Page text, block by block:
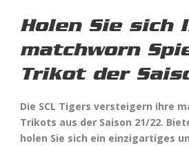
Holen Sie sich
matchworn
Trikot der
Die SCL Tigers versteigern ihre
Trikots aus der Saison 21/22.
holen Sie sich ein einzigartiges